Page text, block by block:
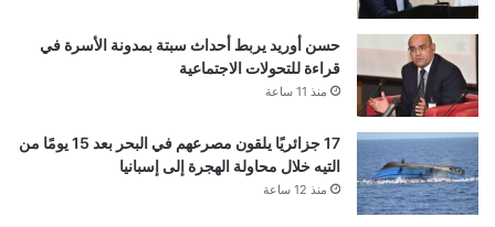
حسن أوريد يربط أحداث سبتة بمدونة الأسرة في
قراءة للتحولات الاجتماعية
منذ 11 ساعة
17 جزائريًا يلقون مصرعهم في البحر بعد 15 يومًا من
التيه خلال محاولة الهجرة إلى إسبانيا
منذ 12 ساعة